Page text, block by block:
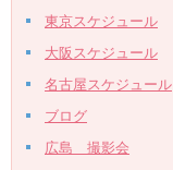
東京スケジュール
大阪スケジュール
名古屋スケジュール
ブログ
広島 撮影会